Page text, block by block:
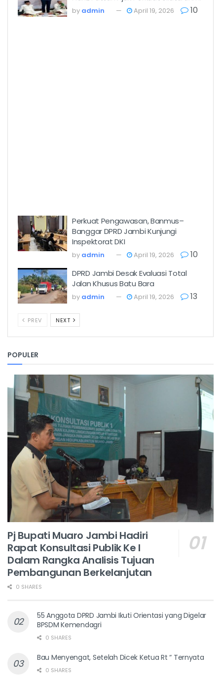
by admin April 19, 2026 10
Perkuat Pengawasan, Banmus–
Banggar DPRD Jambi Kunjungi
Inspektorat DKI
by admin April 19, 2026 10
DPRD Jambi Desak Evaluasi Total
Jalan Khusus Batu Bara
by admin April 19, 2026 13
PREV NEXT
POPULER
Pj Bupati Muaro Jambi Hadiri
Rapat Konsultasi Publik Ke I
Dalam Rangka Analisis Tujuan
Pembangunan Berkelanjutan
0 SHARES
55 Anggota DPRD Jambi Ikuti Orientasi yang Digelar
BPSDM Kemendagri
0 SHARES
Bau Menyengat, Setelah Dicek Ketua Rt “ Ternyata
0 SHARES